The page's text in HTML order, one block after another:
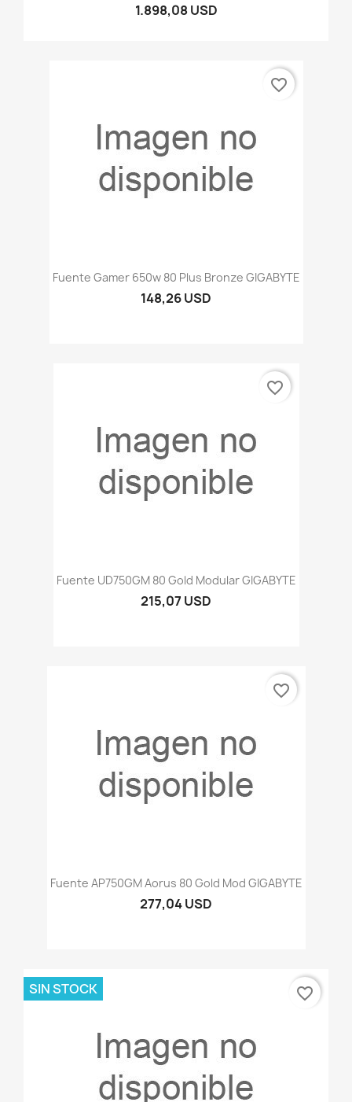
1.898,08 USD
Fuente Gamer 650w 80 Plus Bronze GIGABYTE
148,26 USD
favorite_border
Fuente UD750GM 80 Gold Modular GIGABYTE
215,07 USD
favorite_border
Fuente AP750GM Aorus 80 Gold Mod GIGABYTE
277,04 USD
favorite_border
SIN STOCK favorite_border